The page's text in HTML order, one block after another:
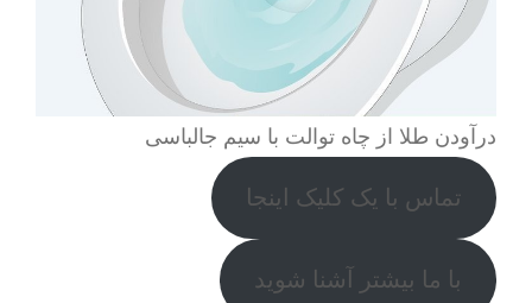
درآودن طلا از چاه توالت با سیم جالباسی
تماس با یک کلیک اینجا
با ما بیشتر آشنا شوید